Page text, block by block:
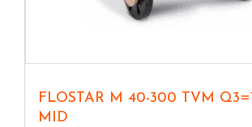
requerido, puedes orientarte por:
Sensores de impulsos
FLOSTAR M 40-300 TVM Q3=16 R160
MID